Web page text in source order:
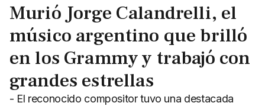
Murió Jorge Calandrelli, el
músico argentino que brilló
en los Grammy y trabajó con
grandes estrellas
- El reconocido compositor tuvo una destacada